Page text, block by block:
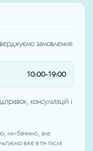
замовлення:
10:00-19:00
консультацій і
ми бачимо, але
вже в пн після